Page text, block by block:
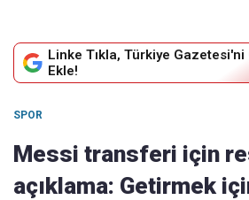
Linke Tıkla, Türkiye
Ekle!
SPOR
Messi transferi için
açıklama: Getirmek